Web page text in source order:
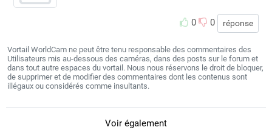
0 0 réponse
Vortail WorldCam ne peut être tenu responsable des commentaires des
Utilisateurs mis au-dessous des caméras, dans des posts sur le forum et
dans tout autre espaces du vortail. Nous nous réservons le droit de bloquer,
de supprimer et de modifier des commentaires dont les contenus sont
illégaux ou considérés comme insultants.
Voir également